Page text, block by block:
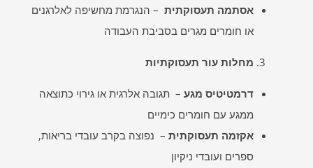
אסתמה תעסוקתית – הנגרמת מחשיפה לאלרגנים
או חומרים מגרים בסביבת העבודה
מחלות עור תעסוקתיות
דרמטיטיס מגע – תגובה אלרגית או גירוי כתוצאה
ממגע עם חומרים כימיים
אקזמה תעסוקתית – נפוצה בקרב עובדי בריאות,
ספרים ועובדי ניקיון